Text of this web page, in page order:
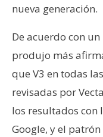
l
c
i
d
d
nueva generación.
De acuerdo con
produjo más
que V3 en todas
revisadas por
los resultados con
Google, y el